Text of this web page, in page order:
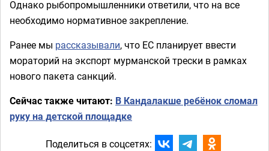
Однако рыбопромышленники ответили, что на все
необходимо нормативное закрепление.
Ранее мы рассказывали, что ЕС планирует ввести
мораторий на экспорт мурманской трески в рамках
нового пакета санкций.
Сейчас также читают: В Кандалакше ребёнок сломал
руку на детской площадке
Поделиться в соцсетях: